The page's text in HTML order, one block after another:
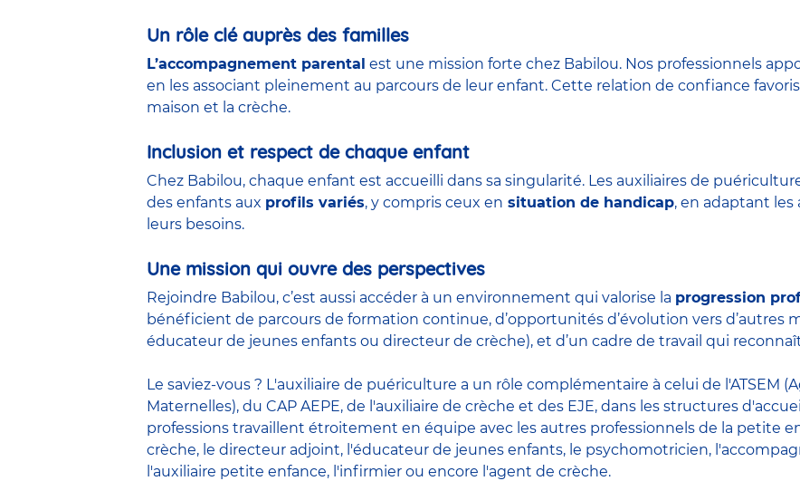
Un rôle clé auprès des familles
L’accompagnement parental est une mission forte chez Babilou. Nos professionnels
en les associant pleinement au parcours de leur enfant. Cette relation de confiance
maison et la crèche.
Inclusion et respect de chaque enfant
Chez Babilou, chaque enfant est accueilli dans sa singularité. Les auxiliaires de
des enfants aux profils variés, y compris ceux en situation de handicap, en adaptant
leurs besoins.
Une mission qui ouvre des perspectives
Rejoindre Babilou, c’est aussi accéder à un environnement qui valorise la progression
bénéficient de parcours de formation continue, d’opportunités d’évolution vers d’autres
éducateur de jeunes enfants ou directeur de crèche), et d’un cadre de travail qui
Le saviez-vous ? L'auxiliaire de puériculture a un rôle complémentaire à celui de l'ATSEM
Maternelles), du CAP AEPE, de l'auxiliaire de crèche et des EJE, dans les structures
professions travaillent étroitement en équipe avec les autres professionnels de la petite
crèche, le directeur adjoint, l'éducateur de jeunes enfants, le psychomotricien,
l'auxiliaire petite enfance, l'infirmier ou encore l'agent de crèche.